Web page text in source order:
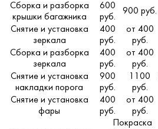
Сборка и разборка
крышки багажника
600
руб.
900 руб.
Снятие и установка
зеркала
400
руб.
от 400
руб.
Сборка и разборка
зеркала
400
руб.
от 400
руб.
Снятие и установка
накладки порога
900
руб.
1100
руб.
Снятие и установка
фары
400
руб.
от 400
руб.
Покраска